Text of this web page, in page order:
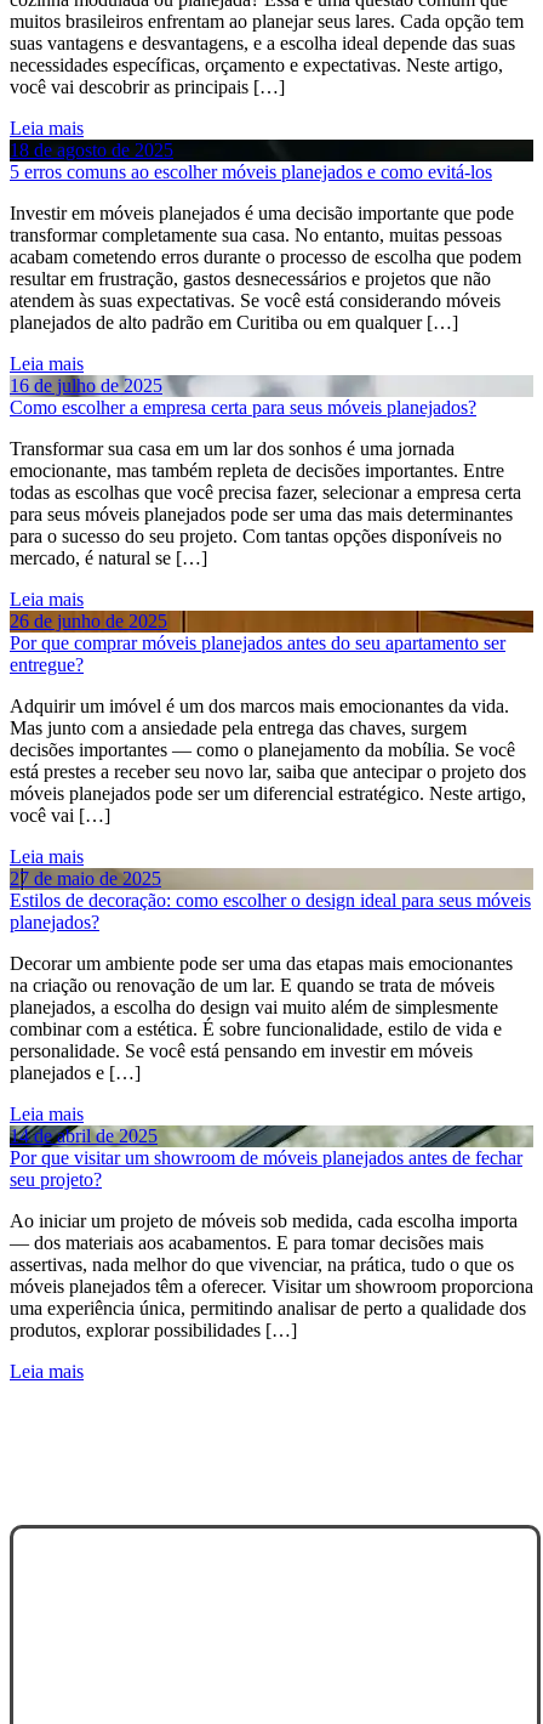
muitos brasileiros enfrentam ao planejar seus lares. Cada opção tem
suas vantagens e desvantagens, e a escolha ideal depende das suas
necessidades específicas, orçamento e expectativas. Neste artigo,
você vai descobrir as principais […]
Leia mais
18 de agosto de 2025
5 erros comuns ao escolher móveis planejados e como evitá-los
Investir em móveis planejados é uma decisão importante que pode
transformar completamente sua casa. No entanto, muitas pessoas
acabam cometendo erros durante o processo de escolha que podem
resultar em frustração, gastos desnecessários e projetos que não
atendem às suas expectativas. Se você está considerando móveis
planejados de alto padrão em Curitiba ou em qualquer […]
Leia mais
16 de julho de 2025
Como escolher a empresa certa para seus móveis planejados?
Transformar sua casa em um lar dos sonhos é uma jornada
emocionante, mas também repleta de decisões importantes. Entre
todas as escolhas que você precisa fazer, selecionar a empresa certa
para seus móveis planejados pode ser uma das mais determinantes
para o sucesso do seu projeto. Com tantas opções disponíveis no
mercado, é natural se […]
Leia mais
26 de junho de 2025
Por que comprar móveis planejados antes do seu apartamento ser
entregue?
Adquirir um imóvel é um dos marcos mais emocionantes da vida.
Mas junto com a ansiedade pela entrega das chaves, surgem
decisões importantes — como o planejamento da mobília. Se você
está prestes a receber seu novo lar, saiba que antecipar o projeto dos
móveis planejados pode ser um diferencial estratégico. Neste artigo,
você vai […]
Leia mais
27 de maio de 2025
Estilos de decoração: como escolher o design ideal para seus móveis
planejados?
Decorar um ambiente pode ser uma das etapas mais emocionantes
na criação ou renovação de um lar. E quando se trata de móveis
planejados, a escolha do design vai muito além de simplesmente
combinar com a estética. É sobre funcionalidade, estilo de vida e
personalidade. Se você está pensando em investir em móveis
planejados e […]
Leia mais
14 de abril de 2025
Por que visitar um showroom de móveis planejados antes de fechar
seu projeto?
Ao iniciar um projeto de móveis sob medida, cada escolha importa
— dos materiais aos acabamentos. E para tomar decisões mais
assertivas, nada melhor do que vivenciar, na prática, tudo o que os
móveis planejados têm a oferecer. Visitar um showroom proporciona
uma experiência única, permitindo analisar de perto a qualidade dos
produtos, explorar possibilidades […]
Leia mais